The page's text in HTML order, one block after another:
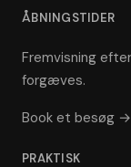
ÅBNINGSTIDER
Fremvisning
forgæves.
Book et besøg →
PRAKTISK